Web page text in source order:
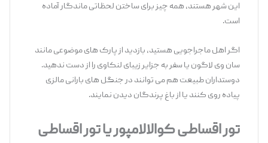
این شهر هستند، همه‌ چیز برای ساختن لحظاتی ماندگار آماده
اگر اهل ماجراجویی هستید، بازدید از پارک ‌های موضوعی مانند
سان ‌وی لاگون یا سفر به جزایر زیبای لنکاوی را از دست ندهید.
دوستداران طبیعت هم می ‌توانند در جنگل‌ های بارانی مالزی
پیاده‌ روی کنند یا از باغ پرندگان دیدن نمایند.
تور اقساطی کوالالامپور یا تور اقساطی